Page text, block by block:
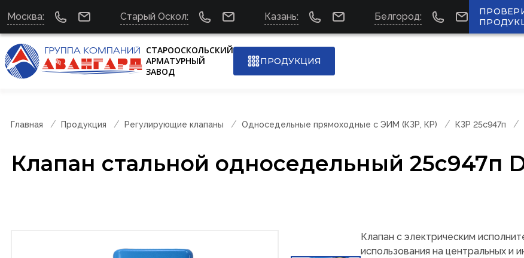
Москва: Старый Оскол: Казань: Белгород:
СТАРООСКОЛЬСКИЙ
АРМАТУРНЫЙ
ЗАВОД
ПРОДУКЦИЯ
Главная Продукция Регулирующие клапаны Односедельные прямоходные с ЭИМ (КЗР, КР) КЗР 25с947п
Клапан стальной односедельный 25с947п
Клапан с электрическим
использования на центральных и